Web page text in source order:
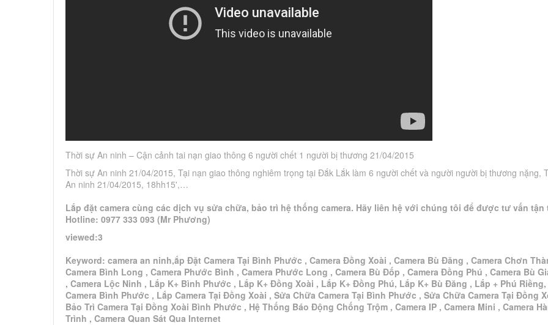
Thời sự An ninh – Cận cảnh tai nạn giao thông 6 người chết 1 người bị thương 21/04/2015
Thời sự An ninh 21/04/2015, Tại nạn giao thông nghiêm trọng tại Đắk Lắk làm 6 người chết và người người bị thương nặng,
An ninh 21/04/2015, 18hh15',…
Lắp đặt camera cùng các dịch vụ sửa chữa, bảo trì hệ thống camera. Hãy liên hệ với chúng tôi để được tư vấn tận
Hotline: 0977 333 093 (Mr Phương)
viewed:3
Keyword: camera an ninh,ắp Đặt Camera Tại Bình Phước , Camera Đồng Xoài , Camera Bù Đăng , Camera Chơn
Camera Bình Long , Camera Phước Bình , Camera Phước Long , Camera Bù Đốp , Camera Đồng Phú , Camera Bù
, Camera Lộc Ninh , Lắp K+ Bình Phước , Lắp K+ Đồng Xoài , Lắp K+ Đồng Phú, Lắp K+ Bù Đăng , Lắp + Phú
Camera Bình Phước , Lắp Camera Tại Đồng Xoài , Sửa Chữa Camera Tại Bình Phước , Sửa Chữa Camera Tại Đồng
Bảo Trì Camera Tại Đồng Xoài Bình Phước , Hệ Thống Báo Động Chống Trộm , Camera IP , Camera Mini , Camera
Trình , Camera Quan Sát Qua Internet